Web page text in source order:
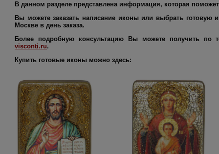
В данном разделе представлена информация, которая
Вы можете заказать написание иконы или выбрать
Москве в день заказа.
Более подробную консультацию Вы можете получить по
visconti.ru.
Купить готовые иконы можно здесь: